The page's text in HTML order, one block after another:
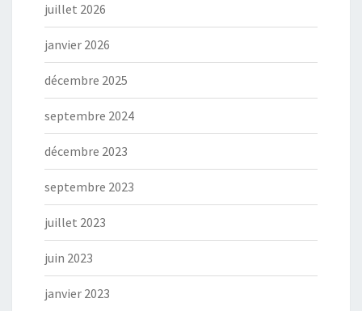
juillet 2026
janvier 2026
décembre 2025
septembre 2024
décembre 2023
septembre 2023
juillet 2023
juin 2023
janvier 2023